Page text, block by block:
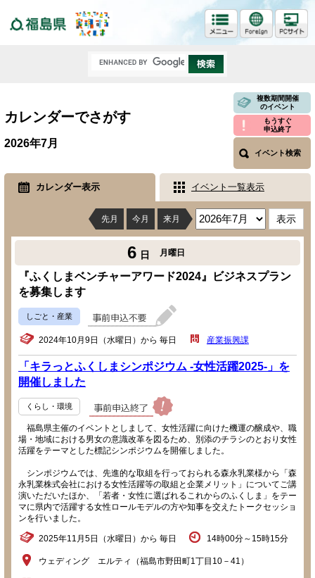
カレンダーでさがす
複数期間開催
のイベント
もうすぐ
申込終了
イベント検索
2026年7月
カレンダー表示 イベント一覧表示
先月 今月 来月
6 日 月曜日
『ふくしまベンチャーアワード2024』ビジネスプラン
を募集します
しごと・産業
2024年10月9日（水曜日）から 毎日 産業振興課
「キラっとふくしまシンポジウム -女性活躍2025-」を
開催しました
くらし・環境
福島県主催のイベントとしまして、女性活躍に向けた機運の醸成や、職
場・地域における男女の意識改革を図るため、別添のチラシのとおり女性
活躍をテーマとした標記シンポジウムを開催しました。
シンポジウムでは、先進的な取組を行っておられる森永乳業様から「森
永乳業株式会社における女性活躍等の取組と企業メリット」についてご講
演いただいたほか、「若者・女性に選ばれるこれからのふくしま」をテー
マに県内で活躍する女性ロールモデルの方や知事を交えたトークセッショ
ンを行いました。
2025年11月5日（水曜日）から 毎日 14時00分～15時15分
ウェディング エルティ（福島市野田町1丁目10－41）